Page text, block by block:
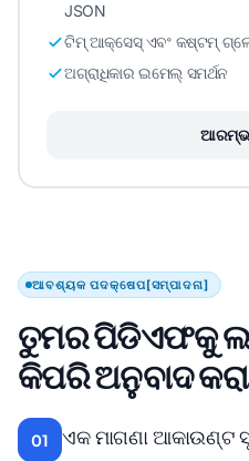
JSON
ଟିମ୍ ଆକ୍ସେସ୍ ଏବଂ କଷ୍ଟମ୍
ଅଗ୍ରାଧିକାର ଇମେଲ୍ ସମର୍ଥନ
ଆରମ୍ଭ
ଆବଶ୍ୟକ ପଦକ୍ଷେପ[ସମ୍ପାଦନା]
ତୁମର ପିଡିଏଫକୁ
କିପରି ଅନୁବାଦ
01 ଏକ ମାଗଣା ଆକାଉଣ୍ଟ